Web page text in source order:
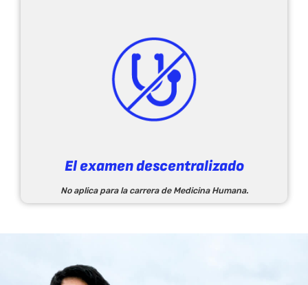
El examen descentralizado
No aplica para la carrera de Medicina Humana.